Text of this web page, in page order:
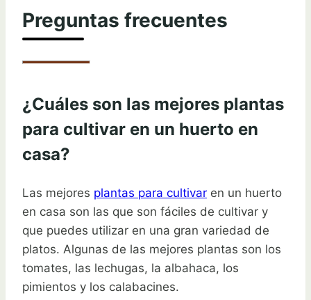
Preguntas frecuentes
¿Cuáles son las mejores plantas
para cultivar en un huerto en
casa?
Las mejores plantas para cultivar en un huerto
en casa son las que son fáciles de cultivar y
que puedes utilizar en una gran variedad de
platos. Algunas de las mejores plantas son los
tomates, las lechugas, la albahaca, los
pimientos y los calabacines.